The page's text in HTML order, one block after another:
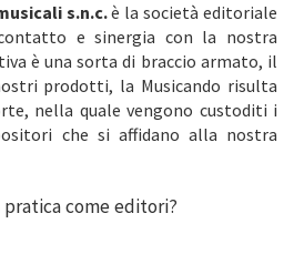
s.n.c.è la società editoriale
e sinergia con la nostra
è una sorta di braccio armato, il
prodotti, la Musicando risulta
nella quale vengono custoditi i
che si affidano alla nostra
pratica come editori?